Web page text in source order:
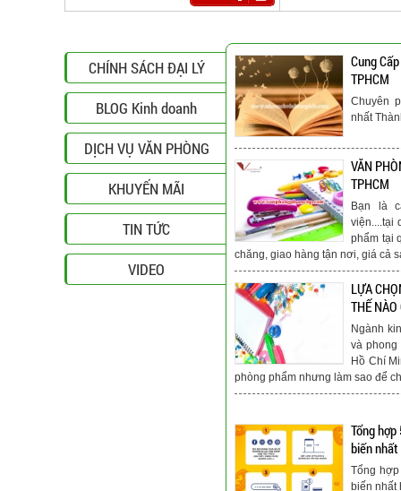
CHÍNH SÁCH ĐẠI LÝ
BLOG Kinh doanh
DỊCH VỤ VĂN PHÒNG
KHUYẾN MÃI
TIN TỨC
VIDEO
Cung
TPHCM
Chuyên
nhất
VĂN
TPHCM
Bạn là
viện....tại
phẩm tại
chăng, giao hàng tận nơi, giá cả
LỰA
THẾ
Ngành
và phong
Hồ Chí
phòng phẩm nhưng làm sao để
Tổng
biến
Tổng
biến nhất